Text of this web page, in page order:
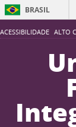
ACESSIBILIDADE ALTO
BRASIL